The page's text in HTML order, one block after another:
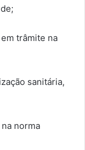
trâmite na
sanitária,
norma